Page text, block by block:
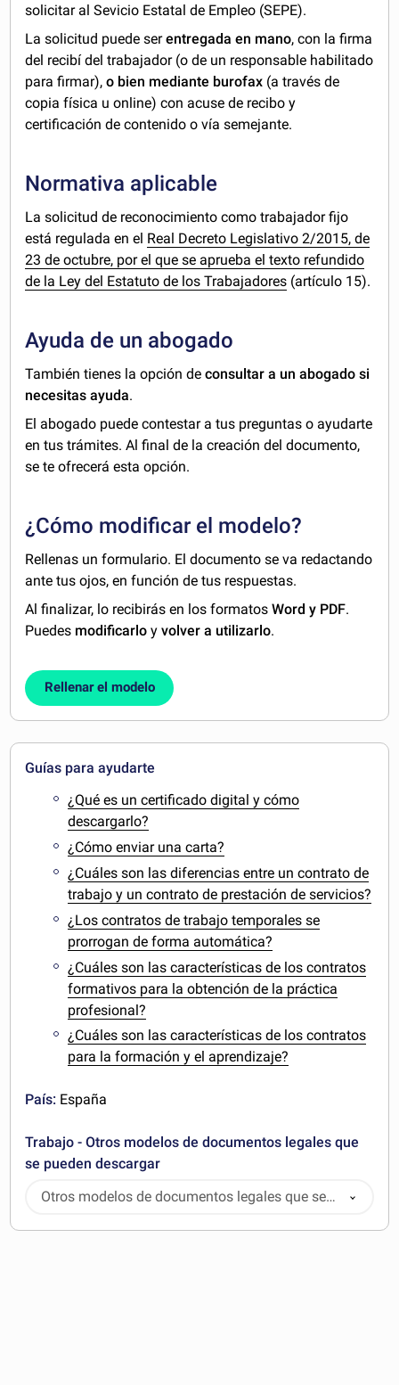
solicitar al Sevicio Estatal de Empleo (SEPE).
La solicitud puede serentregada en mano, con la firma
del recibí del trabajador (o de un responsable habilitado
para firmar),o bien mediante burofax (a través de
copia física u online) con acuse de recibo y
certificación de contenido o vía semejante.
Normativa aplicable
La solicitud de reconocimiento como trabajador fijo
está regulada en el Real Decreto Legislativo 2/2015, de
23 de octubre, por el que se aprueba el texto refundido
de la Ley del Estatuto de los Trabajadores (artículo 15).
Ayuda de un abogado
También tienes la opción deconsultar a un abogado si
necesitas ayuda.
El abogado puede contestar a tus preguntas o ayudarte
en tus trámites. Al final de la creación del documento,
se te ofrecerá esta opción.
¿Cómo modificar el modelo?
Rellenas un formulario. El documento se va redactando
ante tus ojos, en función de tus respuestas.
Al finalizar, lo recibirás en los formatosWord y PDF.
Puedes modificarlo yvolver a utilizarlo.
Rellenar el modelo
Guías para ayudarte
¿Qué es un certificado digital y cómo
descargarlo?
¿Cómo enviar una carta?
¿Cuáles son las diferencias entre un contrato de
trabajo y un contrato de prestación de servicios?
¿Los contratos de trabajo temporales se
prorrogan de forma automática?
¿Cuáles son las características de los contratos
formativos para la obtención de la práctica
profesional?
¿Cuáles son las características de los contratos
para la formación y el aprendizaje?
País: España
Trabajo - Otros modelos de documentos legales que
se pueden descargar
Otros modelos de documentos legales que se
pueden descargar